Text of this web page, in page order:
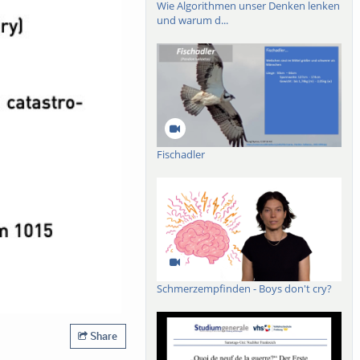
Share
Wie Algorithmen unser Denken lenken
und warum d...
Fischadler
Schmerzempfinden - Boys don't cry?